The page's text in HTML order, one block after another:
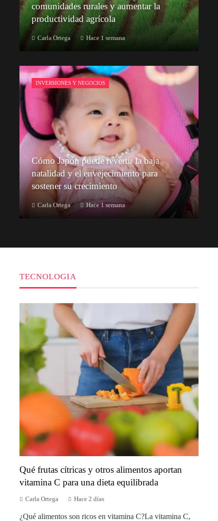
comunidades rurales y aumentar la
productividad agrícola
Carla Ortega Hace 1 semana
INVERSIONES Y NEGOCIOS
Cómo Japón puede revertir la baja
natalidad y el envejecimiento para
sostener su crecimiento
Carla Ortega Hace 1 semana
TECNOLOGIA
Qué frutas cítricas y otros alimentos aportan
vitamina C para una dieta equilibrada
Carla Ortega Hace 2 días
¿Qué alimentos son ricos en vitamina C?La vitamina C,